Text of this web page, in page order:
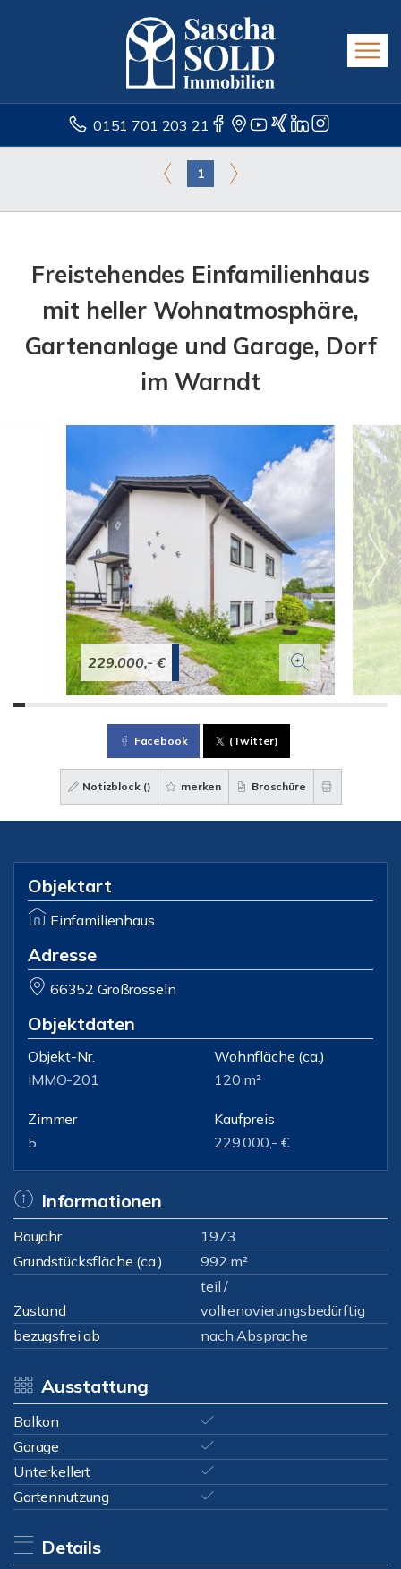
0151 701 203 21
1
Freistehendes Einfamilienhaus
mit heller Wohnatmosphäre,
Gartenanlage und Garage, Dorf
im Warndt
229.000,- €
Facebook (Twitter)
Notizblock () merken Broschüre
Objektart
Einfamilienhaus
Adresse
66352 Großrosseln
Objektdaten
Objekt-Nr.
IMMO-201
Wohnfläche (ca.)
120 m²
Zimmer
5
Kaufpreis
229.000,- €
Informationen
Baujahr
1973
Grundstücksfläche (ca.)
992 m²
Zustand
teil /
vollrenovierungsbedürftig
bezugsfrei ab
nach Absprache
Ausstattung
Balkon
Garage
Unterkellert
Gartennutzung
Details